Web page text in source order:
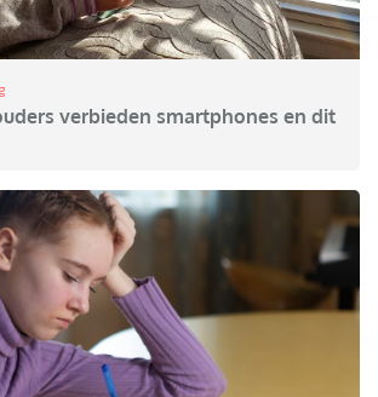
verbieden smartphones en dit